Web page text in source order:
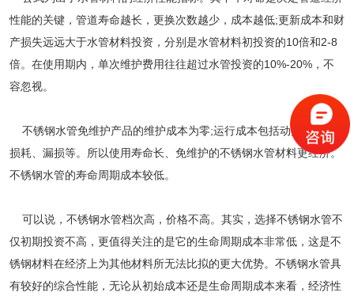
性能的关键，管道寿命越长，更换次数越少，成本越低;更新成本和财
产损失远远大于水管材料投资，分别是水管材料初投资的10倍和2-8
倍。在使用期内，单次维护费用往往超过水管投资的10%-20%，不
容忽视。
不锈钢水管免维护产品的维护成本为零;运行成本包括动力费、热
损耗、漏损等。所以使用寿命长、免维护的不锈钢水管材料更经济。
不锈钢水管的寿命周期成本较低。
可以说，不锈钢水管档次高，价格不高。其实，选择不锈钢水管不
仅初期投资不高，更值得关注的是它的生命周期成本非常低，这是不
锈钢材料在经济上为其他材料所无法比拟的更大优势。不锈钢水管具
有较好的综合性能，无论从初始成本还是生命周期成本来看，经济性